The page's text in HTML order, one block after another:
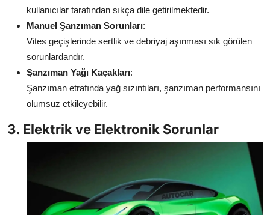
kullanıcılar tarafından sıkça dile getirilmektedir.
Manuel Şanzıman Sorunları:
Vites geçişlerinde sertlik ve debriyaj aşınması sık görülen
sorunlardandır.
Şanzıman Yağı Kaçakları:
Şanzıman etrafında yağ sızıntıları, şanzıman performansını
olumsuz etkileyebilir.
3. Elektrik ve Elektronik Sorunlar